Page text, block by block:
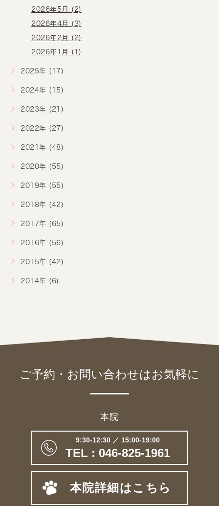
2026年5月 (2)
2026年4月 (3)
2026年2月 (2)
2026年1月 (1)
2025年 (17)
2024年 (15)
2023年 (21)
2022年 (27)
2021年 (48)
2020年 (55)
2019年 (55)
2018年 (42)
2017年 (65)
2016年 (56)
2015年 (42)
2014年 (6)
ご予約・お問い合わせはお気軽に
本院
9:30-12:30 ／ 15:00-19:00
TEL : 046-825-1961
本院詳細はこちら